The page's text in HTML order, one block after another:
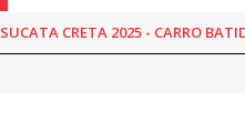
SUCATA CRETA 2025 - CARRO